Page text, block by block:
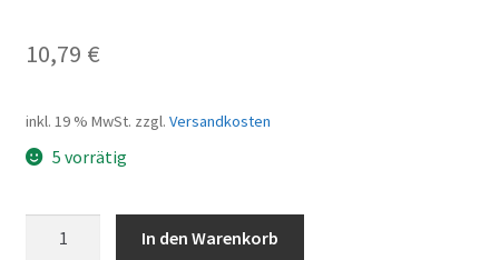
10,79 €
inkl. 19 % MwSt. zzgl. Versandkosten
5 vorrätig
In den Warenkorb